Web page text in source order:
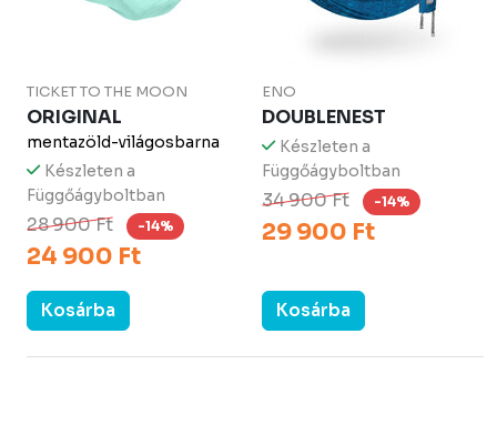
TICKET TO THE MOON
ORIGINAL
mentazöld-világosbarna
Készleten a
Függőágyboltban
28 900 Ft -14%
24 900 Ft
Kosárba
ENO
DOUBLENEST
Készleten a
Függőágyboltban
34 900 Ft -14%
29 900 Ft
Kosárba